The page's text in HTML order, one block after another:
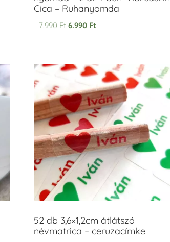
Cica – Ruhanyomda
7.990Ft 6.990 Ft
52 db 3,6×1,2cm átlátszó
névmatrica – ceruzacímke